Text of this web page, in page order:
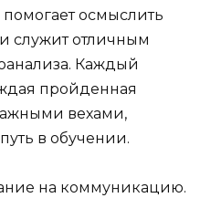
осмыслить
служит отличным
Каждый
пройденная
вехами,
в обучении.
на коммуникацию.